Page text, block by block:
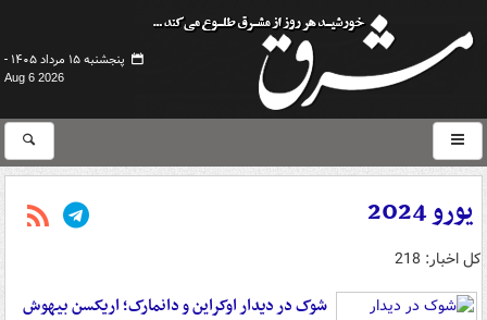
پنجشنبه ۱۵ مرداد ۱۴۰۵ -
Aug 6 2026
یورو 2024
کل اخبار: 218
شوک در دیدار اوکراین و دانمارک؛ اریکسن بیهوش